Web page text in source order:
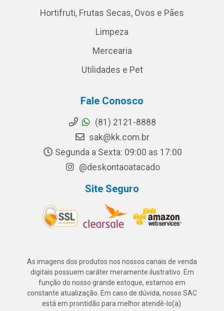
Hortifruti, Frutas Secas, Ovos e Pães
Limpeza
Mercearia
Utilidades e Pet
Fale Conosco
(81) 2121-8888
sak@kk.com.br
Segunda a Sexta: 09:00 as 17:00
@deskontaoatacado
Site Seguro
As imagens dos produtos nos nossos canais de venda
digitais possuem caráter meramente ilustrativo. Em
função do nosso grande estoque, estamos em
constante atualização. Em caso de dúvida, nosso SAC
está em prontidão para melhor atendê-lo(a).